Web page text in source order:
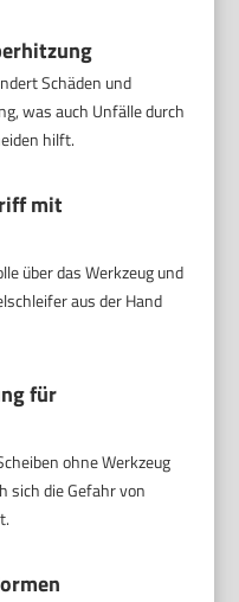
Schäden und
was auch Unfälle durch
hilft.
mit
über das Werkzeug und
aus der Hand
für
ohne Werkzeug
sich die Gefahr von